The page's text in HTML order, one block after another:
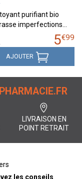
purifiant bio
imperfections…
5€99
AJOUTER
LIVRAISON EN
POINT RETRAIT
les conseils